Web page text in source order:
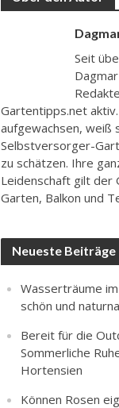
Seit
Gartentipps.net
aufgewachsen, weiß
Selbstversorger-
zu schätzen. Ihre
Leidenschaft gilt der
Garten, Balkon und
Neueste Beiträge
Wasserträume
schön und
Bereit für die
Sommerliche
Hortensien
Können Rosen